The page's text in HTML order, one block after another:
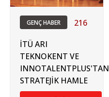
GENÇ HABER 216
İTÜ ARI
TEKNOKENT VE
INNOTALENTPLUS'TAN
STRATEJİK HAMLE